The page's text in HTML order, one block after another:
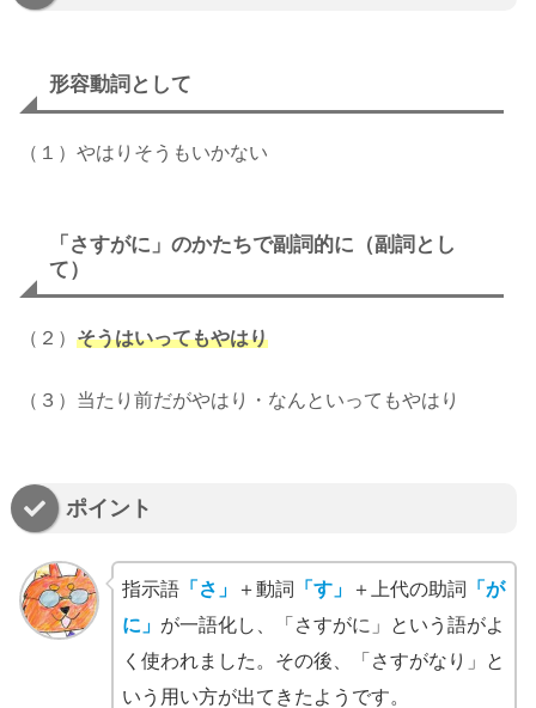
形容動詞として
（１）やはりそうもいかない
「さすがに」のかたちで副詞的に（副詞とし
て）
（２） そうはいってもやはり
（３）当たり前だがやはり・なんといってもやはり
ポイント
指示語「さ」 ＋動詞 「す」 ＋上代の助詞 「が
に」 が一語化し、「さすがに」という語がよ
く使われました。その後、「さすがなり」と
いう用い方が出てきたようです。